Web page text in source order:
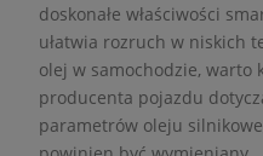
doskonałe właściwości
ułatwia rozruch w niskich
olej w samochodzie, warto
producenta pojazdu
parametrów oleju